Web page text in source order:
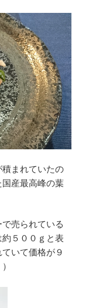
まれていたの
産最高峰の葉
売られている
５００ｇと表
いて価格が９